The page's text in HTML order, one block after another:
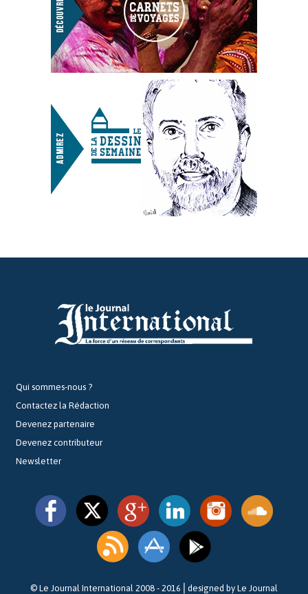
Qui sommes-nous ?
Contactez la Rédaction
Devenez partenaire
Devenez contributeur
Newsletter
© Le Journal International 2008 - 2016⎪designed by Le Journal